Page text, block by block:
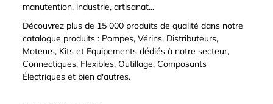
manutention, industrie, artisanat...
Découvrez plus de 15 000 produits de qualité dans notre
catalogue produits : Pompes, Vérins, Distributeurs,
Moteurs, Kits et Equipements dédiés à notre secteur,
Connectiques, Flexibles, Outillage, Composants
Électriques et bien d'autres.